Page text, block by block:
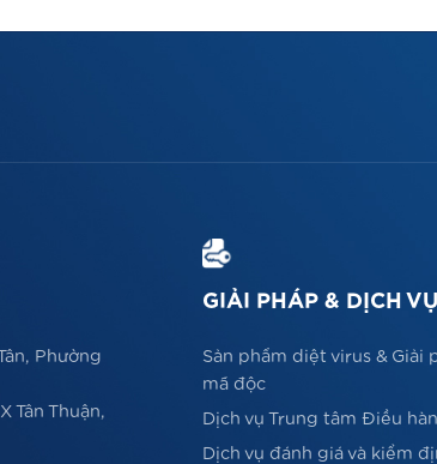
Phường
Tân Thuận,
GIẢI PHÁP & DỊCH VỤ
Sản phẩm diệt virus & Giải
mã độc
Dịch vụ Trung tâm Điều
Dịch vụ đánh giá và kiểm